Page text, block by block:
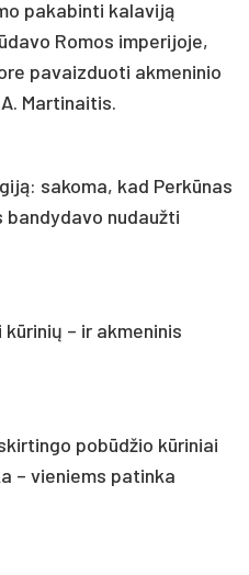
pakabinti kalaviją
Romos imperijoje,
pavaizduoti akmeninio
Martinaitis.
sakoma, kad Perkūnas
bandydavo nudaužti
– ir akmeninis
pobūdžio kūriniai
– vieniems patinka